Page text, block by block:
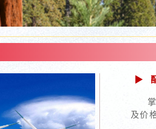
▶
及价